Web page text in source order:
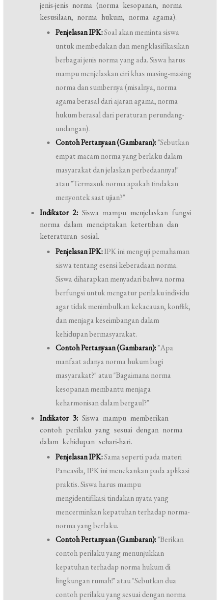
jenis-jenis norma (norma kesopanan, norma
kesusilaan, norma hukum, norma agama).
Penjelasan IPK:Soal akan meminta siswa
untuk membedakan dan mengklasifikasikan
berbagai jenis norma yang ada. Siswa harus
mampu menjelaskan ciri khas masing-masing
norma dan sumbernya (misalnya, norma
agama berasal dari ajaran agama, norma
hukum berasal dari peraturan perundang-
undangan).
Contoh Pertanyaan (Gambaran):"Sebutkan
empat macam norma yang berlaku dalam
masyarakat dan jelaskan perbedaannya!"
atau "Termasuk norma apakah tindakan
menyontek saat ujian?"
Indikator 2: Siswa mampu menjelaskan fungsi
norma dalam menciptakan ketertiban dan
keteraturan sosial.
Penjelasan IPK:IPK ini menguji pemahaman
siswa tentang esensi keberadaan norma.
Siswa diharapkan menyadari bahwa norma
berfungsi untuk mengatur perilaku individu
agar tidak menimbulkan kekacauan, konflik,
dan menjaga keseimbangan dalam
kehidupan bermasyarakat.
Contoh Pertanyaan (Gambaran):"Apa
manfaat adanya norma hukum bagi
masyarakat?" atau "Bagaimana norma
kesopanan membantu menjaga
keharmonisan dalam bergaul?"
Indikator 3: Siswa mampu memberikan
contoh perilaku yang sesuai dengan norma
dalam kehidupan sehari-hari.
Penjelasan IPK:Sama seperti pada materi
Pancasila, IPK ini menekankan pada aplikasi
praktis. Siswa harus mampu
mengidentifikasi tindakan nyata yang
mencerminkan kepatuhan terhadap norma-
norma yang berlaku.
Contoh Pertanyaan (Gambaran):"Berikan
contoh perilaku yang menunjukkan
kepatuhan terhadap norma hukum di
lingkungan rumah!" atau "Sebutkan dua
contoh perilaku yang sesuai dengan norma